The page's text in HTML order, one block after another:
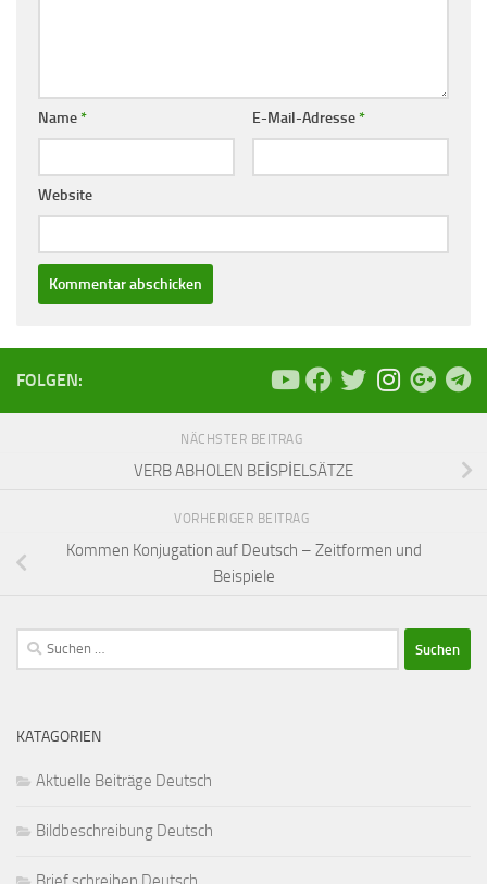
Name* E-Mail-Adresse*
Website
FOLGEN:
NÄCHSTER BEITRAG
VERB ABHOLEN BEİSPİELSÄTZE
VORHERIGER BEITRAG
Kommen Konjugation auf Deutsch – Zeitformen und
Beispiele
Suchen
nach:
KATAGORIEN
Aktuelle Beiträge Deutsch
Bildbeschreibung Deutsch